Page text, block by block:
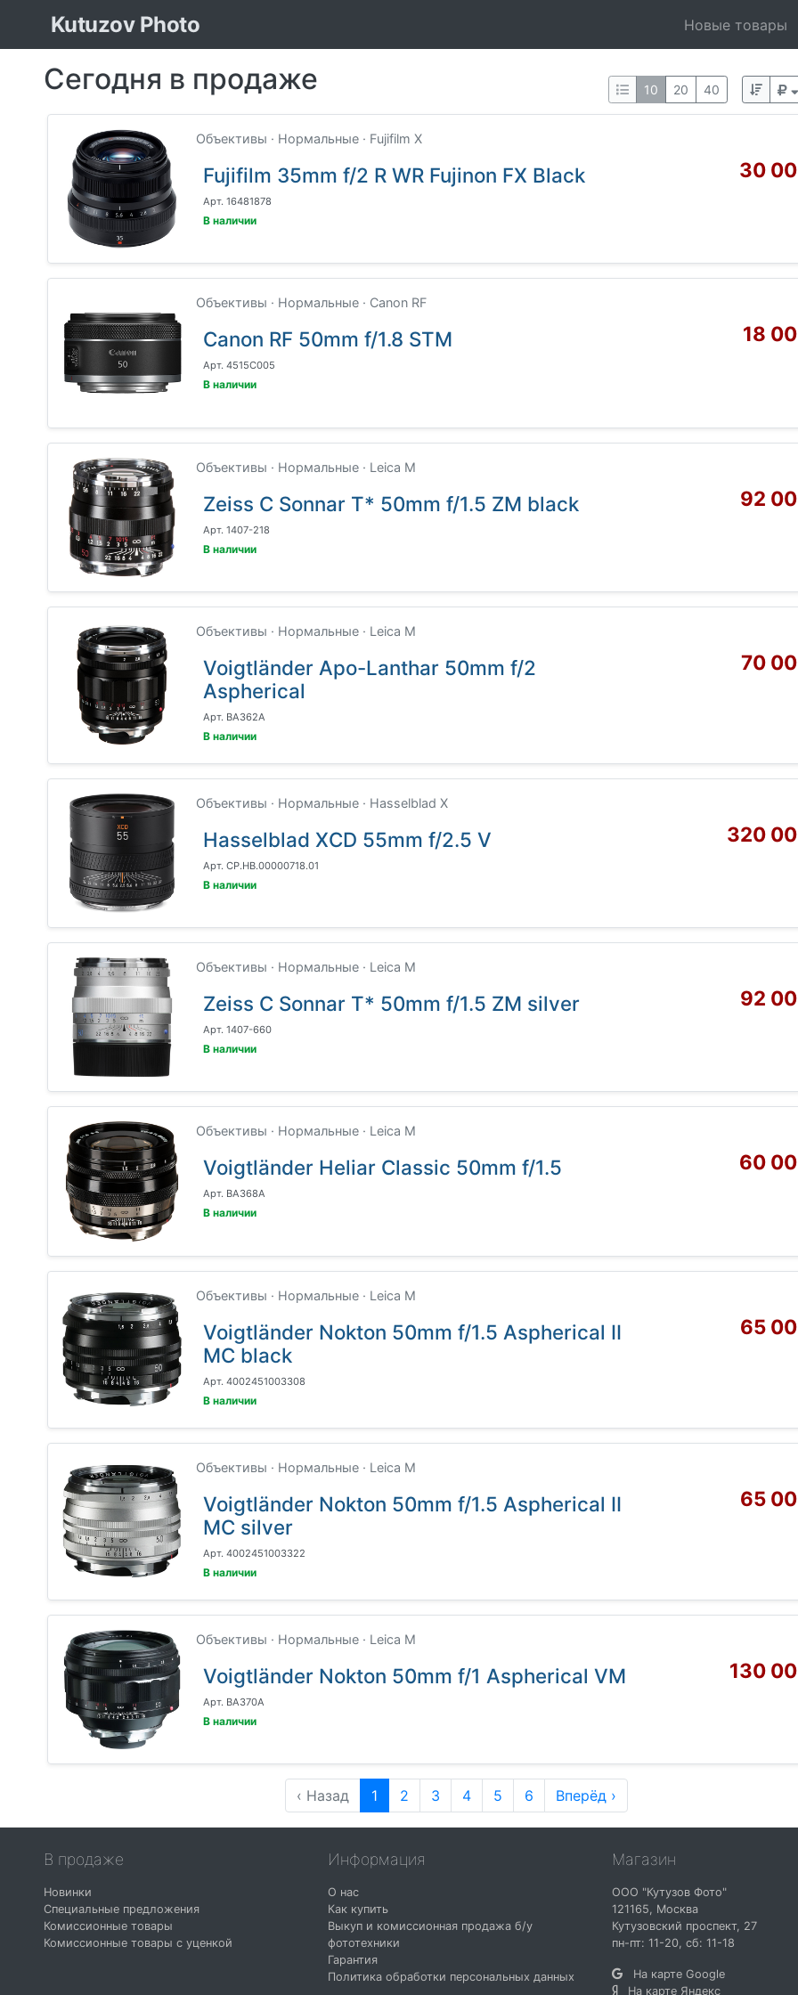
Kutuzov Photo Новые товары
Сегодня в продаже 10 20 40
Объективы · Нормальные · Fujifilm X
Fujifilm 35mm f/2 R WR Fujinon FX Black
Арт. 16481878
30
В наличии
Объективы · Нормальные · Canon RF
Canon RF 50mm f/1.8 STM
Арт. 4515C005
18
В наличии
Объективы · Нормальные · Leica M
Zeiss C Sonnar T* 50mm f/1.5 ZM black
Арт. 1407-218
92
В наличии
Объективы · Нормальные · Leica M
Voigtländer Apo-Lanthar 50mm f/2
Aspherical
Арт. BA362A
70
В наличии
Объективы · Нормальные · Hasselblad X
Hasselblad XCD 55mm f/2.5 V
Арт. CP.HB.00000718.01
320
В наличии
Объективы · Нормальные · Leica M
Zeiss C Sonnar T* 50mm f/1.5 ZM silver
Арт. 1407-660
92
В наличии
Объективы · Нормальные · Leica M
Voigtländer Heliar Classic 50mm f/1.5
Арт. BA368A
60
В наличии
Объективы · Нормальные · Leica M
Voigtländer Nokton 50mm f/1.5 Aspherical II
MC black
Арт. 4002451003308
65
В наличии
Объективы · Нормальные · Leica M
Voigtländer Nokton 50mm f/1.5 Aspherical II
MC silver
Арт. 4002451003322
65
В наличии
Объективы · Нормальные · Leica M
Voigtländer Nokton 50mm f/1 Aspherical VM
Арт. BA370A
130
В наличии
‹ Назад 1 2 3 4 5 6 Вперёд ›
В продаже
Новинки
Специальные предложения
Комиссионные товары
Комиссионные товары с уценкой
Информация
О нас
Как купить
Выкуп и комиссионная продажа б/у
фототехники
Гарантия
Политика обработки персональных данных
Магазин
ООО "Кутузов Фото"
121165, Москва
Кутузовский проспект, 27
пн-пт: 11-20, сб: 11-18
На карте Google
На карте Яндекс